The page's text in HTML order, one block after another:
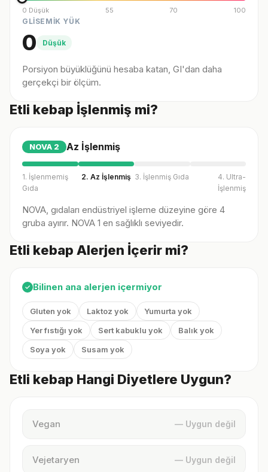
0 Düşük 55 70 100
GLİSEMİK YÜK
0 Düşük
Porsiyon büyüklüğünü hesaba katan, GI'dan daha
gerçekçi bir ölçüm.
Etli kebap İşlenmiş mi?
NOVA 2 Az İşlenmiş
1. İşlenmemiş
Gıda
2. Az İşlenmiş 3. İşlenmiş Gıda
4. Ultra-
İşlenmiş
NOVA, gıdaları endüstriyel işleme düzeyine göre 4
gruba ayırır. NOVA 1 en sağlıklı seviyedir.
Etli kebap Alerjen İçerir mi?
✓ Bilinen ana alerjen içermiyor
Gluten yok Laktoz yok
Yumurta yok
Yer fıstığı yok
Sert kabuklu yok
Balık yok
Soya yok
Susam yok
Etli kebap Hangi Diyetlere Uygun?
Vegan — Uygun değil
Vejetaryen — Uygun değil